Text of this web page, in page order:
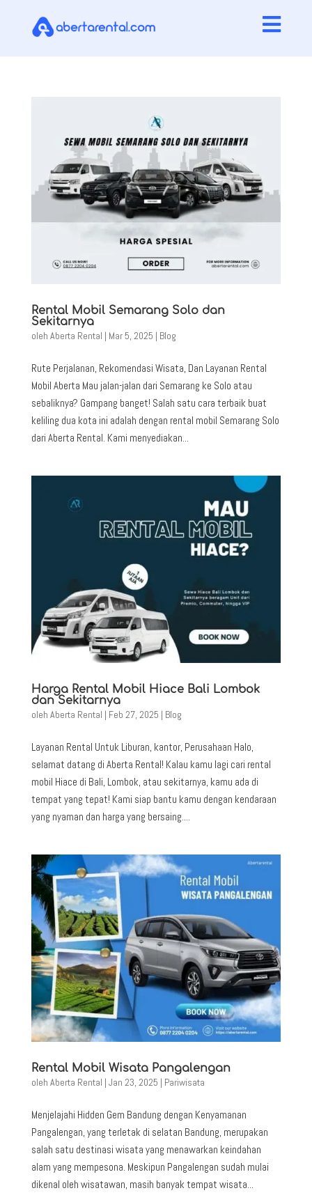

Rental Mobil Semarang Solo dan
Sekitarnya
oleh Aberta Rental | Mar 5, 2025 | Blog
Rute Perjalanan, Rekomendasi Wisata, Dan Layanan Rental
Mobil Aberta Mau jalan-jalan dari Semarang ke Solo atau
sebaliknya? Gampang banget! Salah satu cara terbaik buat
keliling dua kota ini adalah dengan rental mobil Semarang Solo
dari Aberta Rental. Kami menyediakan...
Harga Rental Mobil Hiace Bali Lombok
dan Sekitarnya
oleh Aberta Rental | Feb 27, 2025 | Blog
Layanan Rental Untuk Liburan, kantor, Perusahaan Halo,
selamat datang di Aberta Rental! Kalau kamu lagi cari rental
mobil Hiace di Bali, Lombok, atau sekitarnya, kamu ada di
tempat yang tepat! Kami siap bantu kamu dengan kendaraan
yang nyaman dan harga yang bersaing....
Rental Mobil Wisata Pangalengan
oleh Aberta Rental | Jan 23, 2025 | Pariwisata
Menjelajahi Hidden Gem Bandung dengan Kenyamanan
Pangalengan, yang terletak di selatan Bandung, merupakan
salah satu destinasi wisata yang menawarkan keindahan
alam yang mempesona. Meskipun Pangalengan sudah mulai
dikenal oleh wisatawan, masih banyak tempat wisata...